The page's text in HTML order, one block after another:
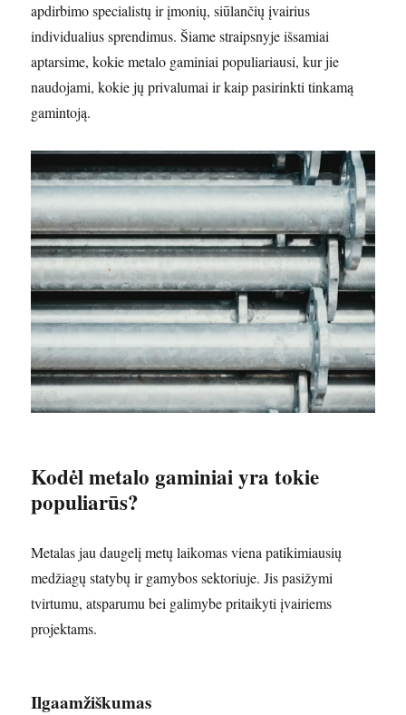
apdirbimo specialistų ir įmonių, siūlančių įvairius
individualius sprendimus. Šiame straipsnyje išsamiai
aptarsime, kokie metalo gaminiai populiariausi, kur jie
naudojami, kokie jų privalumai ir kaip pasirinkti tinkamą
gamintoją.
Kodėl metalo gaminiai yra tokie
populiarūs?
Metalas jau daugelį metų laikomas viena patikimiausių
medžiagų statybų ir gamybos sektoriuje. Jis pasižymi
tvirtumu, atsparumu bei galimybe pritaikyti įvairiems
projektams.
Ilgaamžiškumas